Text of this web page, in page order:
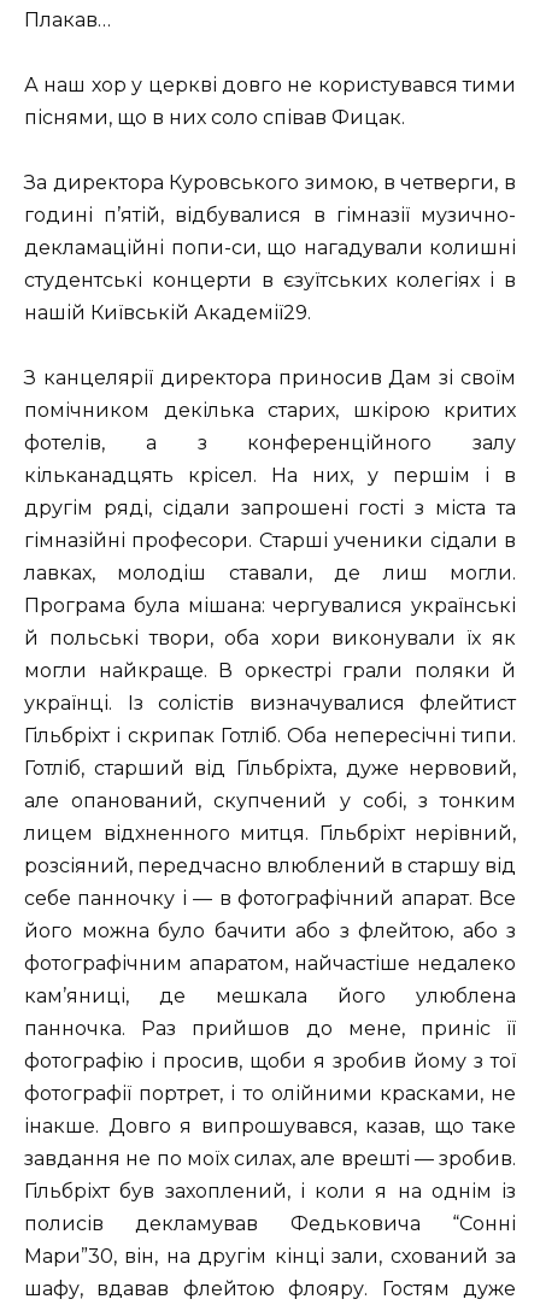
Плакав…
А наш хор у церкві довго не користувався тими
піснями, що в них соло співав Фицак.
За директора Куровського зимою, в четверги, в
годині п’ятій, відбувалися в гімназії музично-
декламаційні попи-си, що нагадували колишні
студентські концерти в єзуїтських колегіях і в
нашій Київській Академії29.
З канцелярії директора приносив Дам зі своїм
помічником декілька старих, шкірою критих
фотелів, а з конференційного залу
кільканадцять крісел. На них, у першім і в
другім ряді, сідали запрошені гості з міста та
гімназійні професори. Старші ученики сідали в
лавках, молодіш ставали, де лиш могли.
Програма була мішана: чергувалися українські
й польські твори, оба хори виконували їх як
могли найкраще. В оркестрі грали поляки й
українці. Із солістів визначувалися флейтист
Гільбріхт і скрипак Готліб. Оба непересічні типи.
Готліб, старший від Гільбріхта, дуже нервовий,
але опанований, скупчений у собі, з тонким
лицем відхненного митця. Гільбріхт нерівний,
розсіяний, передчасно влюблений в старшу від
себе панночку і — в фотографічний апарат. Все
його можна було бачити або з флейтою, або з
фотографічним апаратом, найчастіше недалеко
кам’яниці, де мешкала його улюблена
панночка. Раз прийшов до мене, приніс її
фотографію і просив, щоби я зробив йому з тої
фотографії портрет, і то олійними красками, не
інакше. Довго я випрошувався, казав, що таке
завдання не по моїх силах, але врешті — зробив.
Гільбріхт був захоплений, і коли я на однім із
полисів декламував Федьковича “Сонні
Мари”30, він, на другім кінці зали, схований за
шафу, вдавав флейтою флояру. Гостям дуже